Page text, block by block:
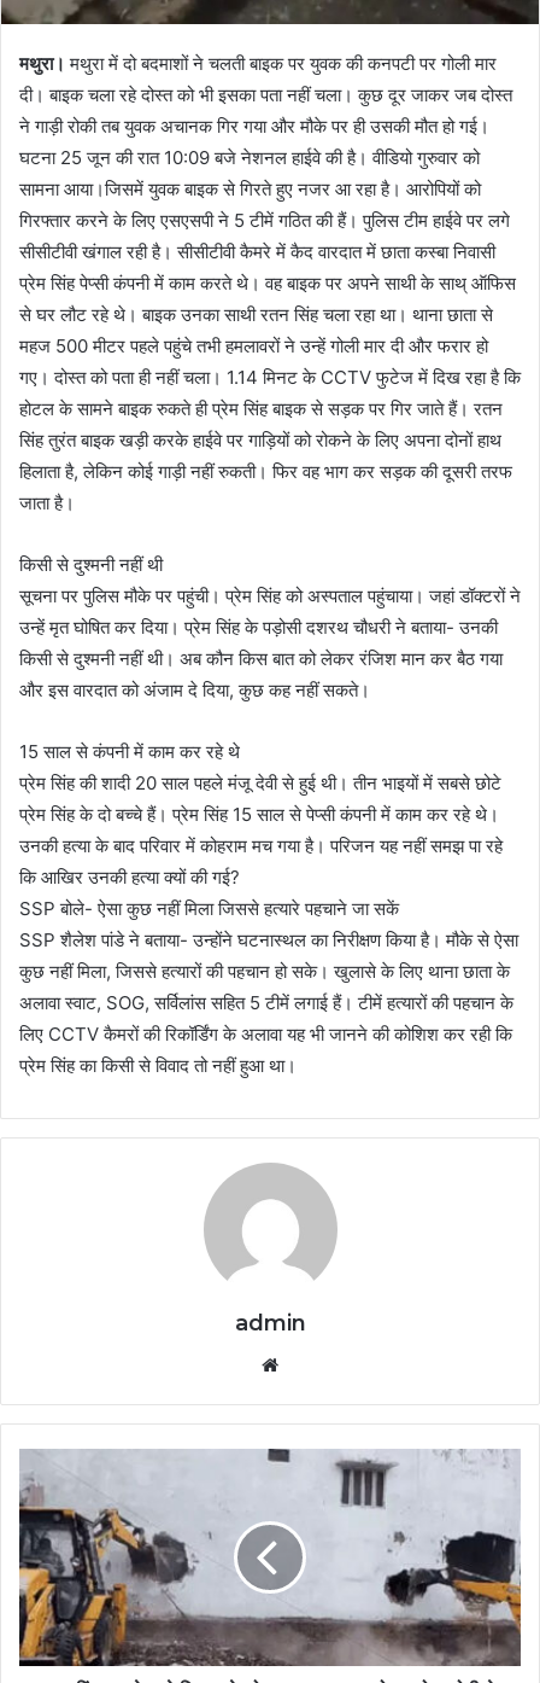
मथुरा। मथुरा में दो बदमाशों ने चलती बाइक पर युवक की कनपटी पर गोली मार
दी। बाइक चला रहे दोस्त को भी इसका पता नहीं चला। कुछ दूर जाकर जब दोस्त
ने गाड़ी रोकी तब युवक अचानक गिर गया और मौके पर ही उसकी मौत हो गई।
घटना 25 जून की रात 10:09 बजे नेशनल हाईवे की है। वीडियो गुरुवार को
सामना आया।जिसमें युवक बाइक से गिरते हुए नजर आ रहा है। आरोपियों को
गिरफ्तार करने के लिए एसएसपी ने 5 टीमें गठित की हैं। पुलिस टीम हाईवे पर लगे
सीसीटीवी खंगाल रही है। सीसीटीवी कैमरे में कैद वारदात में छाता कस्बा निवासी
प्रेम सिंह पेप्सी कंपनी में काम करते थे। वह बाइक पर अपने साथी के साथ् ऑफिस
से घर लौट रहे थे। बाइक उनका साथी रतन सिंह चला रहा था। थाना छाता से
महज 500 मीटर पहले पहुंचे तभी हमलावरों ने उन्हें गोली मार दी और फरार हो
गए। दोस्त को पता ही नहीं चला। 1.14 मिनट के CCTV फुटेज में दिख रहा है कि
होटल के सामने बाइक रुकते ही प्रेम सिंह बाइक से सड़क पर गिर जाते हैं। रतन
सिंह तुरंत बाइक खड़ी करके हाईवे पर गाड़ियों को रोकने के लिए अपना दोनों हाथ
हिलाता है, लेकिन कोई गाड़ी नहीं रुकती। फिर वह भाग कर सड़क की दूसरी तरफ
जाता है।
किसी से दुश्मनी नहीं थी
सूचना पर पुलिस मौके पर पहुंची। प्रेम सिंह को अस्पताल पहुंचाया। जहां डॉक्टरों ने
उन्हें मृत घोषित कर दिया। प्रेम सिंह के पड़ोसी दशरथ चौधरी ने बताया- उनकी
किसी से दुश्मनी नहीं थी। अब कौन किस बात को लेकर रंजिश मान कर बैठ गया
और इस वारदात को अंजाम दे दिया, कुछ कह नहीं सकते।
15 साल से कंपनी में काम कर रहे थे
प्रेम सिंह की शादी 20 साल पहले मंजू देवी से हुई थी। तीन भाइयों में सबसे छोटे
प्रेम सिंह के दो बच्चे हैं। प्रेम सिंह 15 साल से पेप्सी कंपनी में काम कर रहे थे।
उनकी हत्या के बाद परिवार में कोहराम मच गया है। परिजन यह नहीं समझ पा रहे
कि आखिर उनकी हत्या क्यों की गई?
SSP बोले- ऐसा कुछ नहीं मिला जिससे हत्यारे पहचाने जा सकें
SSP शैलेश पांडे ने बताया- उन्होंने घटनास्थल का निरीक्षण किया है। मौके से ऐसा
कुछ नहीं मिला, जिससे हत्यारों की पहचान हो सके। खुलासे के लिए थाना छाता के
अलावा स्वाट, SOG, सर्विलांस सहित 5 टीमें लगाई हैं। टीमें हत्यारों की पहचान के
लिए CCTV कैमरों की रिकॉर्डिंग के अलावा यह भी जानने की कोशिश कर रही कि
प्रेम सिंह का किसी से विवाद तो नहीं हुआ था।
admin